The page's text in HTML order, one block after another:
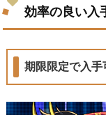
効率の良い入
期限限定で入手